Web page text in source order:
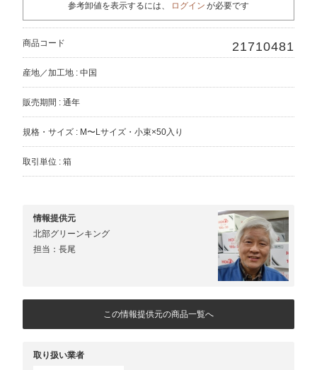
参考卸値を表示するには、 ログイン が必要です
商品コード 21710481
産地／加工地 : 中国
販売期間 : 通年
規格・サイズ : M〜Lサイズ・小束×50入り
取引単位 : 箱
情報提供元
北部グリーンキング
担当：長尾
この情報提供元の商品一覧へ
取り扱い業者